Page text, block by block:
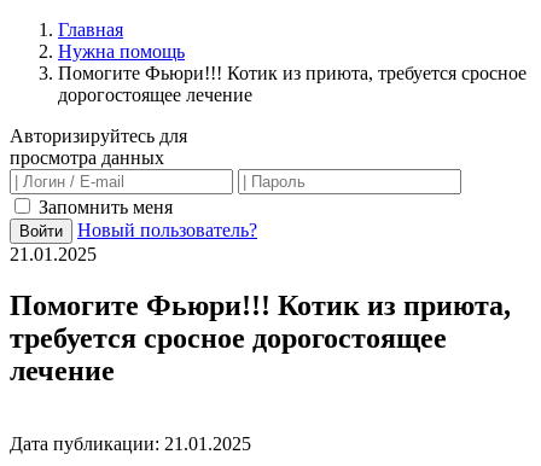
Главная
Нужна помощь
Помогите Фьюри!!! Котик из приюта, требуется сросное
дорогостоящее лечение
Авторизируйтесь для
просмотра данных
Запомнить меня
Войти
Новый пользователь?
21.01.2025
Помогите Фьюри!!! Котик из приюта,
требуется сросное дорогостоящее
лечение
Дата публикации: 21.01.2025